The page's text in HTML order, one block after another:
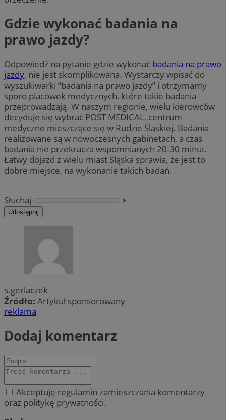
Gdzie wykonać badania na
prawo jazdy?
Odpowiedź na pytanie gdzie wykonać badania na prawo
jazdy, nie jest skomplikowana. Wystarczy wpisać do
wyszukiwarki “badania na prawo jazdy” i otrzymamy
sporo placówek medycznych, które takie badania
przeprowadzają. W naszym regionie, wielu kierowców
decyduje się wybrać POST MEDICAL, centrum
medyczne mieszczące się w Rudzie Śląskiej. Badania
realizowane są w nowoczesnych gabinetach, a czas
badania nie przekracza wspomnianych 20-30 minut.
Łatwy dojazd z wielu miast Śląska sprawia, że jest to
dobre miejsce, na wykonanie takich badań.
Słuchaj ⏵︎
Udostępnij
s.gerlaczek
Źródło: Artykuł sponsorowany
reklama
Dodaj komentarz
Akceptuję regulamin zamieszczania komentarzy
oraz politykę prywatności.